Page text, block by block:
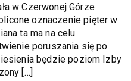
w Czerwonej Górze
oznaczenie pięter w
ta ma na celu
poruszania się po
będzie poziom Izby
[…]